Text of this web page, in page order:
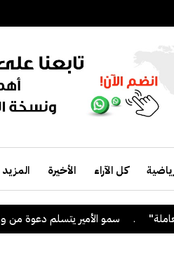
كل الآراء الأخيرة المزيد
سمو الأمير يتسلم دعوة من ولي العهد